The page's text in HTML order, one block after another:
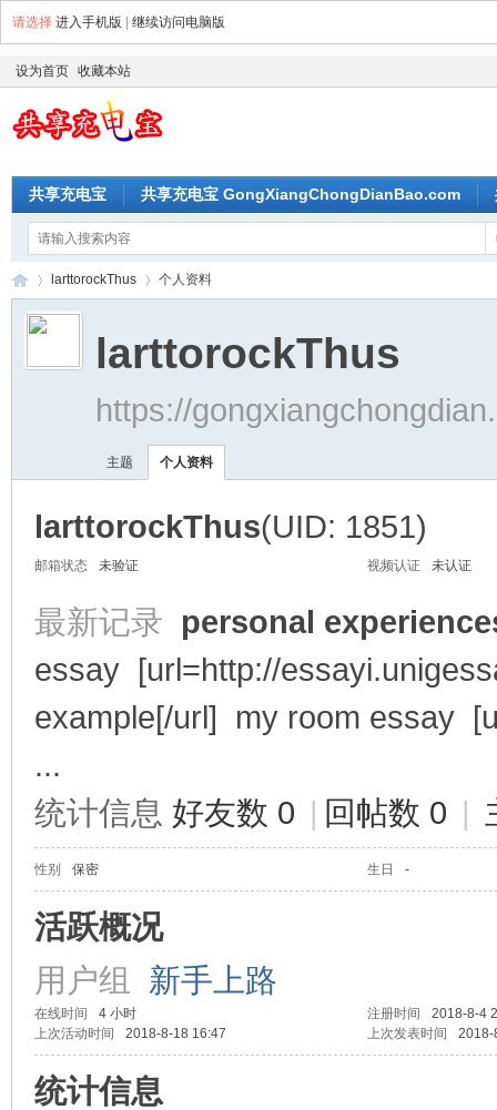
请选择 进入手机版 继续访问电脑版
设为首页 收藏本站
共享充电宝 共享充电宝 GongXiangChongDianBao.com
›
larttorockThus 个人资料
larttorockThus
https://
主题 个人资料
larttorockThus(UID: 1851)
邮箱状态 未验证 视频认证 未认证
最新记录 personal
essay [url=http://
example[/url] my room essay
...
统计信息 好友数 0 | 回帖数 0 |
性别 保密 生日 -
活跃概况
用户组 新手上路
在线时间 4 小时 注册时间
2018-8-4
上次活动时间
2018-8-18 16:47 上次发表时间 2018-
统计信息